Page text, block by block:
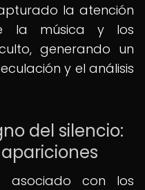
la atención
la música y los
generando un
y el análisis
del silencio:
asociado con los